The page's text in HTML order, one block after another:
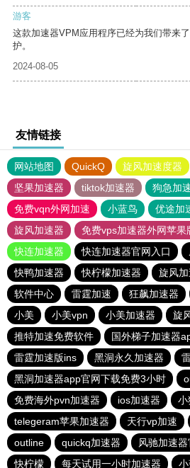
游客
这款加速器VPM应用程序已经为我们带来
护。
2024-08-05
友情链接
网站地图 QuickQ 旋风加速度器
坚果加速器
tiktok加速器
狗急加
免费vqn外网加速
小蓝鸟 优途加
旋风加速器
免费vps加速器外网苹果
快连加速器
快连加速器官网入口
快鸭加速器
快柠檬加速器 旋风
软件中心
雷霆加速 狂飙加速器
小美
小美vpn 小美加速器
旋
推特加速免费软件
国外梯子加速器
雷霆加速版ins
黑洞永久加速器
黑洞加速器app官网下载免费3小时
免费海外pvn加速器
ios加速器
小
telegeram苹果加速器
天行vp加速
outline
quickq加速器 风驰加速器
快柠檬
每天试用一小时加速器